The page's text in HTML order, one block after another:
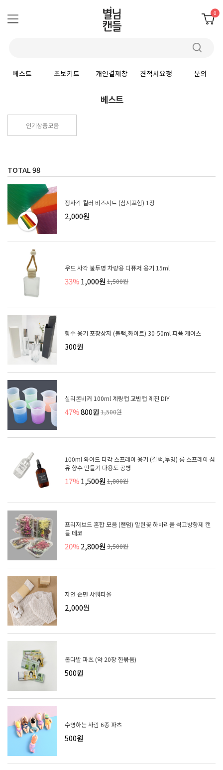
0
베스트 초보키트 개인결제창 견적서요청 문의
베스트
인기상품모음
TOTAL98
정사각 컬러 비즈시트 (심지포함) 1장
2,000원
우드 사각 불투명 차량용 디퓨저 용기 15ml
33%1,000원 1,500원
향수 용기 포장상자 (블랙,화이트) 30-50ml 퍼퓸 케이스
300원
실리콘비커 100ml 계량컵 교반컵 레진 DIY
47%800원 1,500원
100ml 와이드 다각 스프레이 용기 (갈색,투명) 룸 스프레이 섬
유 향수 만들기 다용도 공병
17%1,500원 1,800원
프리저브드 혼합 모음 (랜덤) 말린꽃 하바리움 석고방향제 캔
들 데코
20%2,800원 3,500원
자연 순면 샤워타올
2,000원
돈다발 파츠 (약 20장 한묶음)
500원
수영하는 사람 6종 파츠
500원